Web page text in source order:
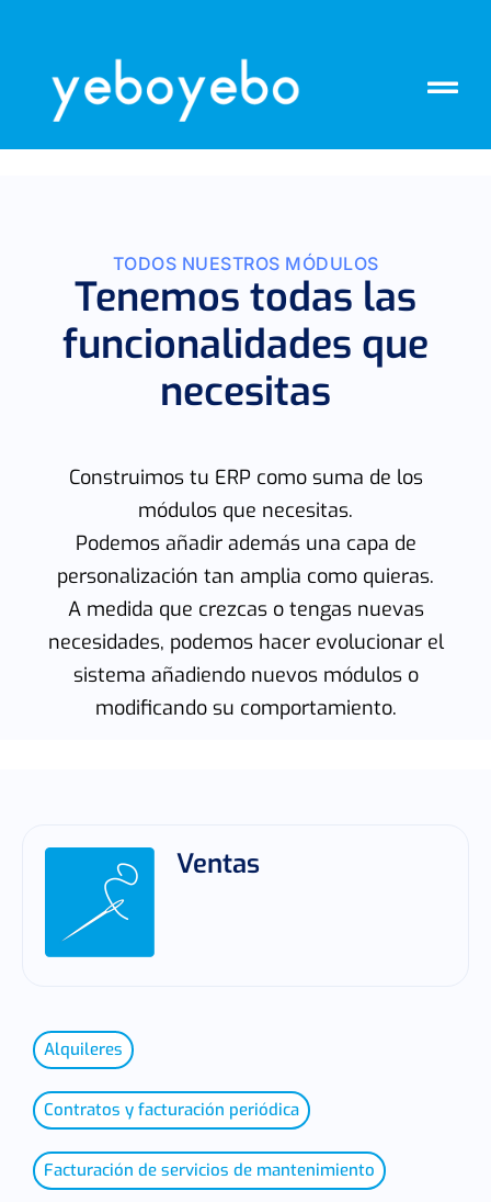
TODOS NUESTROS MÓDULOS
Tenemos todas las
funcionalidades que
necesitas
Construimos tu ERP como suma de los
módulos que necesitas.
Podemos añadir además una capa de
personalización tan amplia como quieras.
A medida que crezcas o tengas nuevas
necesidades, podemos hacer evolucionar el
sistema añadiendo nuevos módulos o
modificando su comportamiento.
Ventas
Alquileres
Contratos y facturación periódica
Facturación de servicios de mantenimiento